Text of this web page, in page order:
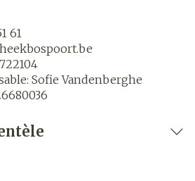
61
722104
Sofie Vandenberghe